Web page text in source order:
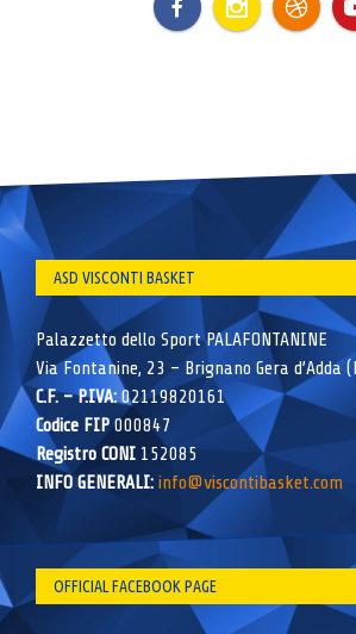
ASD VISCONTI BASKET
Palazzetto dello Sport PALAFONTANINE
Via Fontanine, 23 – Brignano Gera d’Adda
C.F. – P.IVA:02119820161
Codice FIP000847
Registro CONI 152085
INFO GENERALI: info@viscontibasket.com
OFFICIAL FACEBOOK PAGE